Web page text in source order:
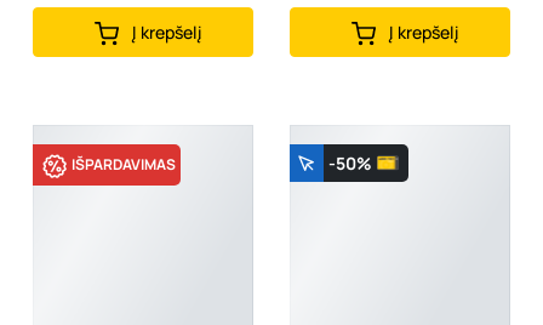
Į krepšelį Į krepšelį
IŠPARDAVIMAS -50%